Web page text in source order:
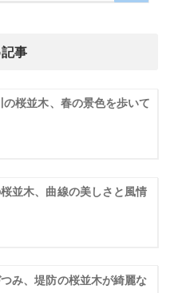
事
の桜並木、春の景色を歩いて
桜並木、曲線の美しさと風情
み、堤防の桜並木が綺麗な